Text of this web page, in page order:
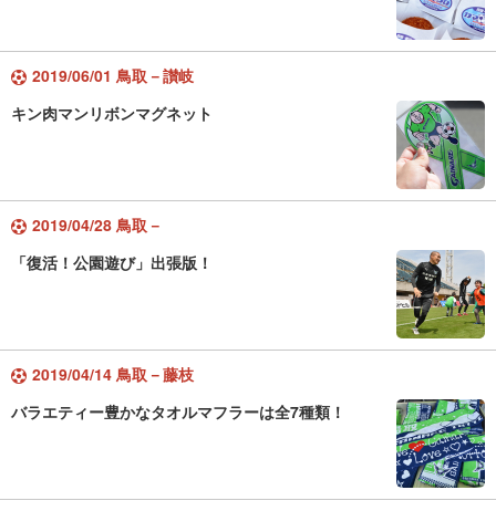
2019/06/01 鳥取－讃岐
キン肉マンリボンマグネット
2019/04/28 鳥取－
「復活！公園遊び」出張版！
2019/04/14 鳥取－藤枝
バラエティー豊かなタオルマフラーは全7種類！